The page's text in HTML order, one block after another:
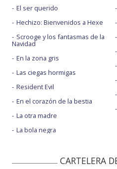
El ser querido
Hechizo: Bienvenidos a Hexe
Scrooge y los fantasmas de la
Navidad
En la zona gris
Las ciegas hormigas
Resident Evil
En el corazón de la bestia
La otra madre
La bola negra
CARTELERA